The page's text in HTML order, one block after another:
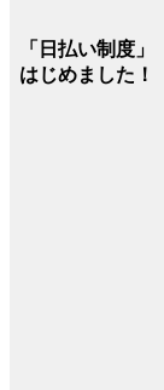
「日払い制度」
はじめました！